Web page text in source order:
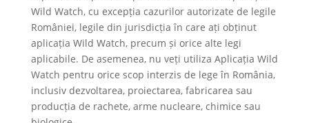
Wild Watch, cu excepția cazurilor autorizate de legile
României, legile din jurisdicția în care ați obținut
aplicația Wild Watch, precum și orice alte legi
aplicabile. De asemenea, nu veți utiliza Aplicația Wild
Watch pentru orice scop interzis de lege în România,
inclusiv dezvoltarea, proiectarea, fabricarea sau
producția de rachete, arme nucleare, chimice sau